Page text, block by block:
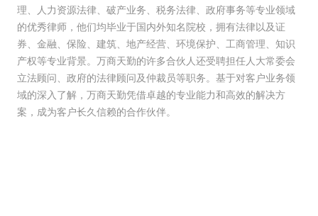
理、人力资源法律、破产业务、税务法律、政府事务等专业领域
的优秀律师，他们均毕业于国内外知名院校，拥有法律以及证
券、金融、保险、建筑、地产经营、环境保护、工商管理、知识
产权等专业背景。万商天勤的许多合伙人还受聘担任人大常委会
立法顾问、政府的法律顾问及仲裁员等职务。基于对客户业务领
域的深入了解，万商天勤凭借卓越的专业能力和高效的解决方
案，成为客户长久信赖的合作伙伴。